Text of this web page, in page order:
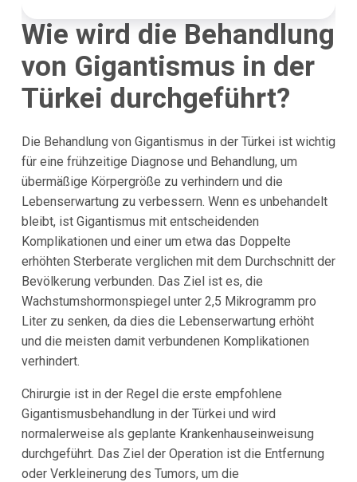
Wie wird die Behandlung
von Gigantismus in der
Türkei durchgeführt?
Die Behandlung von Gigantismus in der Türkei ist wichtig
für eine frühzeitige Diagnose und Behandlung, um
übermäßige Körpergröße zu verhindern und die
Lebenserwartung zu verbessern. Wenn es unbehandelt
bleibt, ist Gigantismus mit entscheidenden
Komplikationen und einer um etwa das Doppelte
erhöhten Sterberate verglichen mit dem Durchschnitt der
Bevölkerung verbunden. Das Ziel ist es, die
Wachstumshormonspiegel unter 2,5 Mikrogramm pro
Liter zu senken, da dies die Lebenserwartung erhöht
und die meisten damit verbundenen Komplikationen
verhindert.
Chirurgie ist in der Regel die erste empfohlene
Gigantismusbehandlung in der Türkei und wird
normalerweise als geplante Krankenhauseinweisung
durchgeführt. Das Ziel der Operation ist die Entfernung
oder Verkleinerung des Tumors, um die